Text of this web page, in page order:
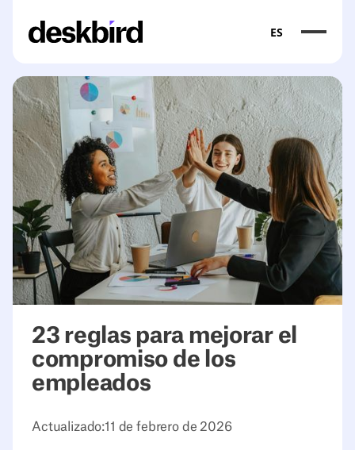
ES
23 reglas para mejorar el
compromiso de los
empleados
Actualizado:11 de febrero de 2026